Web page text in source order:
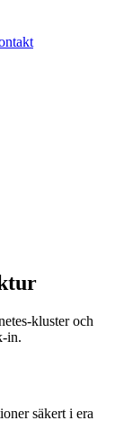
och
säkert i era